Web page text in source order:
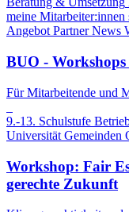
meine Mitarbeiter:innen
Angebot Partner News
BUO -
Für Mitarbeitende und
9.-13. Schulstufe
Universität Gemeinden
Workshop: Fair
gerechte Zukunft